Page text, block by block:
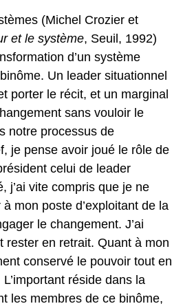
(Michel Crozier et
et le système, Seuil, 1992)
d’un système
Un leader situationnel
porter le récit, et un marginal
sans vouloir le
notre processus de
je pense avoir joué le rôle de
celui de leader
j’ai vite compris que je ne
mon poste d’exploitant de la
le changement. J’ai
rester en retrait. Quant à mon
conservé le pouvoir tout en
réside dans la
les membres de ce binôme,